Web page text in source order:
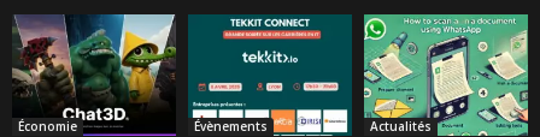
Économie Évènements Actualités